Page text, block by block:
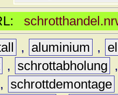
, aluminium ,
, schrottabholung
, schrottdemontage